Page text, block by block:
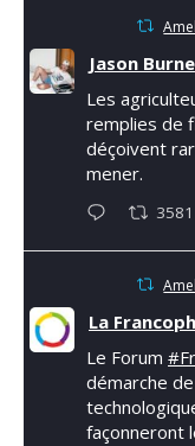
Jason Burne
Les
remplies de
déçoivent
mener.
3581
La
Le Forum
démarche
façonneront